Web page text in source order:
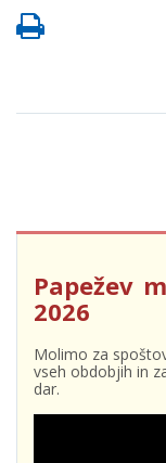
Papežev
2026
Molimo za
vseh obdobjih in
dar.